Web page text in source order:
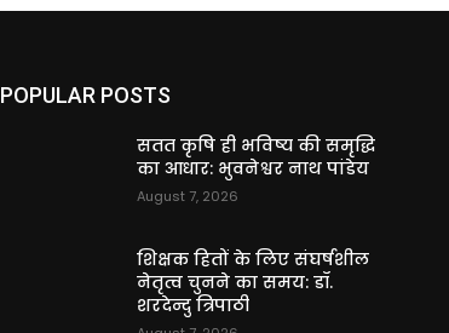
POPULAR POSTS
सतत कृषि ही भविष्य की समृद्धि
का आधार: भुवनेश्वर नाथ पांडेय
August 7, 2026
शिक्षक हितों के लिए संघर्षशील
नेतृत्व चुनने का समय: डॉ.
शरदेन्दु त्रिपाठी